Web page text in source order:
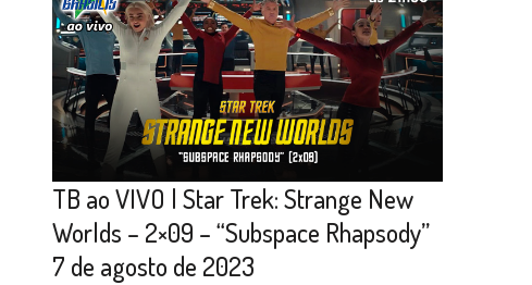
TB ao VIVO | Star Trek: Strange New
Worlds – 2×09 – “Subspace Rhapsody”
7 de agosto de 2023